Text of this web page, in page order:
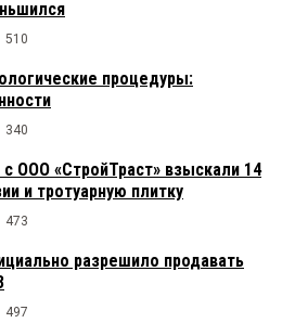
510
процедуры:
340
с ООО «СтройТраст» взыскали 14
и тротуарную плитку
473
разрешило продавать
497